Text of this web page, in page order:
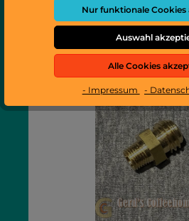
Nur funktionale Cookies
Auswahl
Alle Cookies
- Impressum -